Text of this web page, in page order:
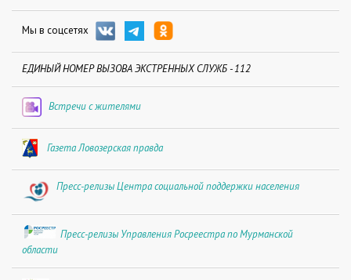
Мы в соцсетях
ЕДИНЫЙ НОМЕР ВЫЗОВА ЭКСТРЕННЫХ СЛУЖБ - 112
Встречи с жителями
Газета Ловозерская правда
Пресс-релизы Центра социальной поддержки населения
Пресс-релизы Управления Росреестра по Мурманской
области